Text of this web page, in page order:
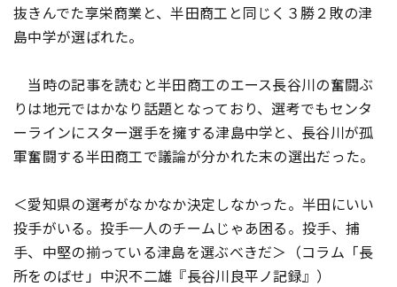
抜きんでた享栄商業と、半田商工と同じく３勝２敗の津
島中学が選ばれた。
当時の記事を読むと半田商工のエース長谷川の奮闘ぶ
りは地元ではかなり話題となっており、選考でもセンタ
ーラインにスター選手を擁する津島中学と、長谷川が孤
軍奮闘する半田商工で議論が分かれた末の選出だった。
＜愛知県の選考がなかなか決定しなかった。半田にいい
投手がいる。投手一人のチームじゃあ困る。投手、捕
手、中堅の揃っている津島を選ぶべきだ＞（コラム「長
所をのばせ」中沢不二雄『長谷川良平ノ記録』）